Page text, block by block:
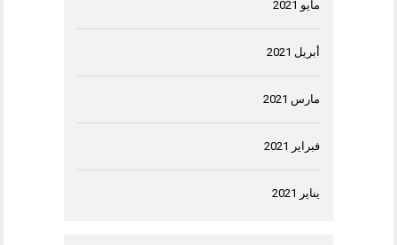
مايو 2021
أبريل 2021
مارس 2021
فبراير 2021
يناير 2021